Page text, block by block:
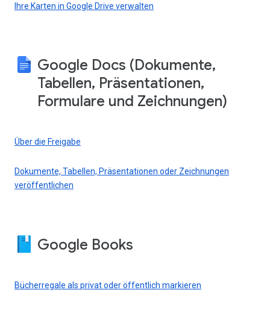
Ihre Karten in Google Drive verwalten
Google Docs (Dokumente,
Tabellen, Präsentationen,
Formulare und Zeichnungen)
Über die Freigabe
Dokumente, Tabellen, Präsentationen oder Zeichnungen
veröffentlichen
Google Books
Bücherregale als privat oder öffentlich markieren